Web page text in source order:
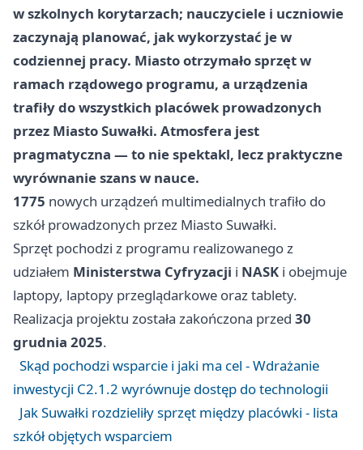
w szkolnych korytarzach; nauczyciele i uczniowie
zaczynają planować, jak wykorzystać je w
codziennej pracy. Miasto otrzymało sprzęt w
ramach rządowego programu, a urządzenia
trafiły do wszystkich placówek prowadzonych
przez Miasto Suwałki. Atmosfera jest
pragmatyczna — to nie spektakl, lecz praktyczne
wyrównanie szans w nauce.
1775 nowych urządzeń multimedialnych trafiło do
szkół prowadzonych przez Miasto Suwałki.
Sprzęt pochodzi z programu realizowanego z
udziałem Ministerstwa Cyfryzacji i NASK i obejmuje
laptopy, laptopy przeglądarkowe oraz tablety.
Realizacja projektu została zakończona przed 30
grudnia 2025.
Skąd pochodzi wsparcie i jaki ma cel - Wdrażanie
inwestycji C2.1.2 wyrównuje dostęp do technologii
Jak Suwałki rozdzieliły sprzęt między placówki - lista
szkół objętych wsparciem